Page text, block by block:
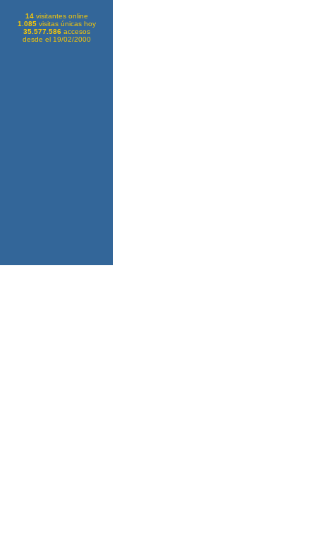
14visitantes online
1.085visitas únicas hoy
35.577.586accesos
desde el 19/02/2000